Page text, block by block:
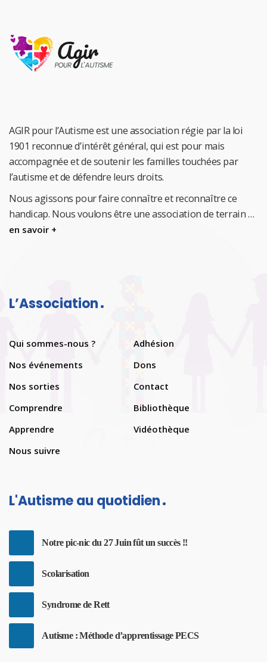
AGIR pour l’Autisme est une association régie par la loi
1901 reconnue d’intérêt général, qui est pour mais
accompagnée et de soutenir les familles touchées par
l’autisme et de défendre leurs droits.
Nous agissons pour faire connaître et reconnaître ce
handicap. Nous voulons être une association de terrain …
en savoir +
L’Association
Qui sommes-nous ?
Nos événements
Nos sorties
Comprendre
Apprendre
Nous suivre
Adhésion
Dons
Contact
Bibliothèque
Vidéothèque
L'Autisme au quotidien
Notre pic-nic du 27 Juin fût un succès !!
Scolarisation
Syndrome de Rett
Autisme : Méthode d’apprentissage PECS